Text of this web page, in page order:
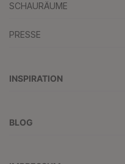
SCHAURÄUME
PRESSE
INSPIRATION
BLOG